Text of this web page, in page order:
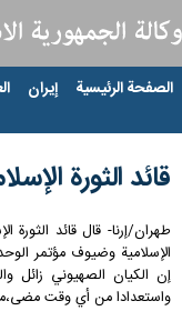
الصفحة الرئيسية إيران
قائد الثورة
طهران/إرنا- قال قائد الثورة
الإسلامية وضيوف مؤتمر
إن الكيان الصهيوني زائل
واستعدادا من أي وقت